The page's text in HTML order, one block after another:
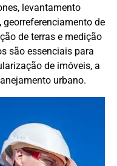
levantamento
de
de terras e medição
são essenciais para
de imóveis, a
urbano.